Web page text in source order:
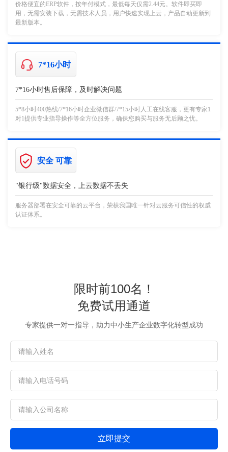
价格便宜的ERP软件，按年付模式，最低每天仅需2.44元。软件即买即
用，无需安装下载，无需技术人员，用户快速实现上云，产品自动更新到
最新版本。
7*16小时
7*16小时售后保障，及时解决问题
5*8小时400热线/7*16小时企业微信群/7*15小时人工在线客服，更有专家1
对1提供专业指导操作等全方位服务，确保您购买与服务无后顾之忧。
安全 可靠
"银行级"数据安全，上云数据不丢失
服务器部署在安全可靠的云平台，荣获我国唯一针对云服务可信性的权威
认证体系。
限时前100名！
免费试用通道
专家提供一对一指导，助力中小生产企业数字化转型成功
立即提交